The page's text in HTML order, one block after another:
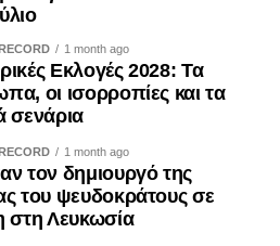
ότι δεν είναι αποδεκτό «να
Ισραηλινό πρωθυπουργό
και Αμερικανοί πρόεδροι με
είχε συγκρουστεί στο
με τόσο ευθείς και
εναντίον του.
1 month ago
Εκλογές 2028: Τα
οι ισορροπίες και τα
σενάρια
1 month ago
τον δημιουργό της
του ψευδοκράτους σε
στη Λευκωσία